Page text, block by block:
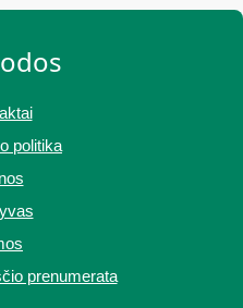
politika
prenumerata